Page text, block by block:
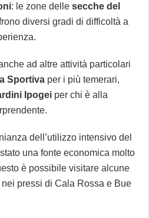
: le zone dellesecche del
diversi gradi di difficoltà a
ad altre attività particolari
Sportiva per i più temerari,
Ipogei per chi è alla
dell’utilizzo intensivo del
una fonte economica molto
è possibile visitare alcune
pressi di Cala Rossa e Bue